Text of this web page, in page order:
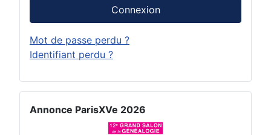
Connexion
Mot de passe perdu ?
Identifiant perdu ?
Annonce ParisXVe 2026